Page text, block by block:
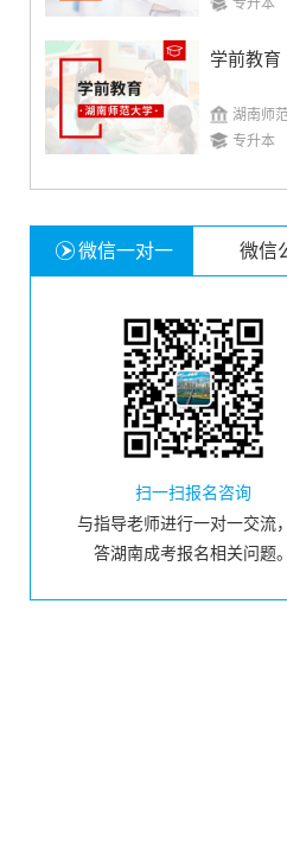
专升本
学前教育
湖南师
专升本
微信一对一 微信
扫一扫报名咨询
与指导老师进行一对一交流
答湖南成考报名相关问题。